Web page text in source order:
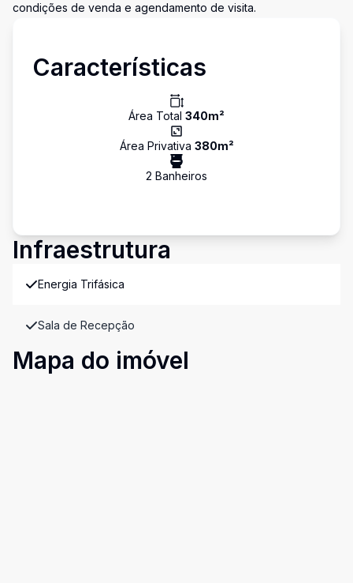
condições de venda e agendamento de visita.
Características
Área Total 340m²
Área Privativa 380m²
2 Banheiros
Infraestrutura
Energia Trifásica
Sala de Recepção
Mapa do imóvel